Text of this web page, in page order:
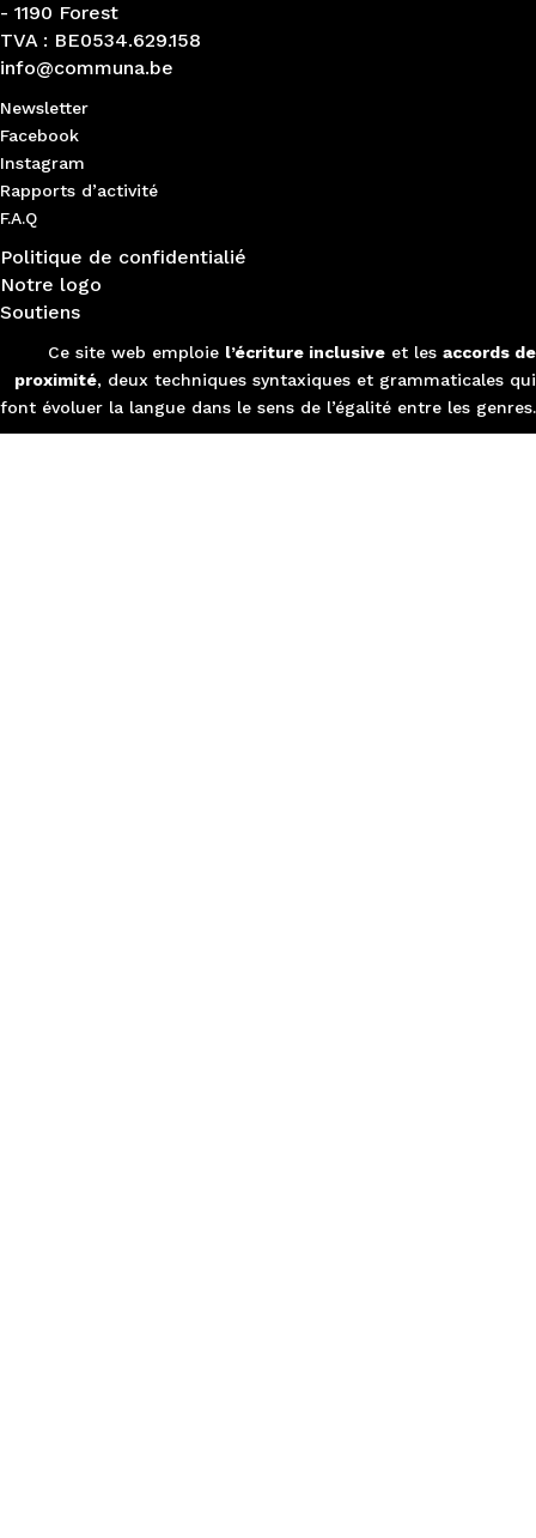
- 1190 Forest
TVA : BE0534.629.158
info@communa.be
Newsletter
Facebook
Instagram
Rapports d’activité
F.A.Q
Politique de confidentialié
Notre logo
Soutiens
Ce site web emploie l’écriture inclusive et les accords de
proximité, deux techniques syntaxiques et grammaticales qui
font évoluer la langue dans le sens de l’égalité entre les genres.